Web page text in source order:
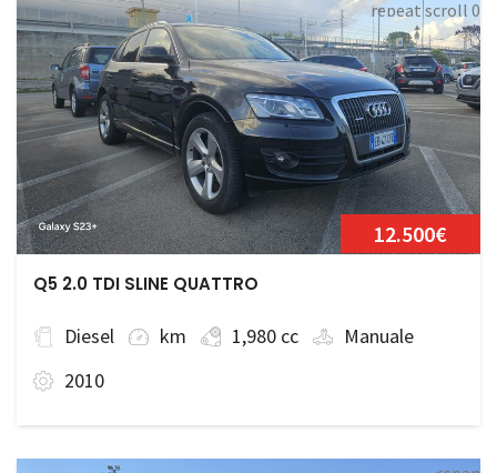
repeat scroll 0
12.500€
Q5 2.0 TDI SLINE QUATTRO
Diesel km 1,980 cc
Manuale
2010